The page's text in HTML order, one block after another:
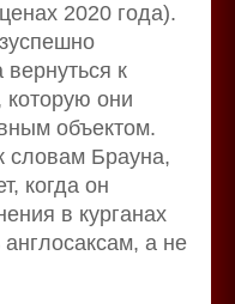
2020 года).
к
которую они
объектом.
словам Брауна,
когда он
в курганах
а не